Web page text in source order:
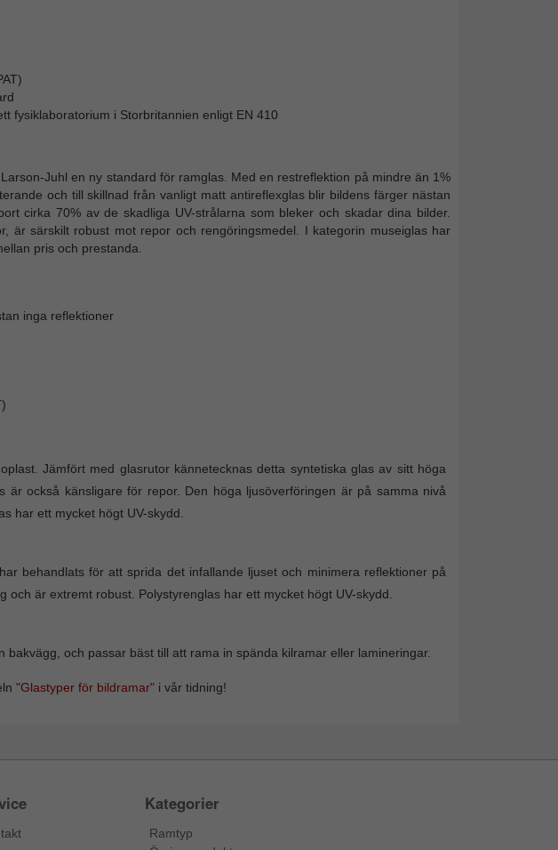
fysiklaboratorium i Storbritannien enligt EN 410
Juhl en ny standard för ramglas. Med en restreflektion på mindre än 1%
och till skillnad från vanligt matt antireflexglas blir bildens färger nästan
cirka 70% av de skadliga UV-strålarna som bleker och skadar dina bilder.
är särskilt robust mot repor och rengöringsmedel. I kategorin museiglas har
pris och prestanda.
inga reflektioner
Jämfört med glasrutor kännetecknas detta syntetiska glas av sitt höga
är också känsligare för repor. Den höga ljusöverföringen är på samma nivå
har ett mycket högt UV-skydd.
behandlats för att sprida det infallande ljuset och minimera reflektioner på
är extremt robust. Polystyrenglas har ett mycket högt UV-skydd.
och passar bäst till att rama in spända kilramar eller lamineringar.
"Glastyper för bildramar"i vår tidning!
Kategorier
Ramtyp